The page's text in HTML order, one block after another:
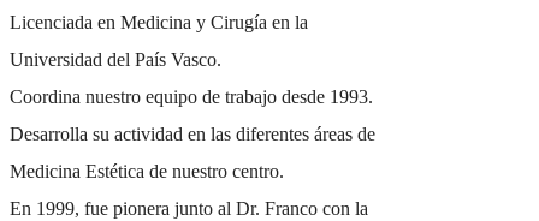
Licenciada en Medicina y Cirugía en la
Universidad del País Vasco.
Coordina nuestro equipo de trabajo desde 1993.
Desarrolla su actividad en las diferentes áreas de
Medicina Estética de nuestro centro.
En 1999, fue pionera junto al Dr. Franco con la